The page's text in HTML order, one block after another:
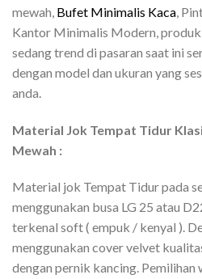
mewah, Bufet Minimalis Kaca,
Kantor Minimalis Modern,
sedang trend di pasaran saat ini
dengan model dan ukuran yang
anda.
Material Jok Tempat Tidur
Mewah :
Material jok Tempat Tidur pada
menggunakan busa LG 25 atau
terkenal soft ( empuk / kenyal ).
menggunakan cover velvet
dengan pernik kancing. Pemilihan